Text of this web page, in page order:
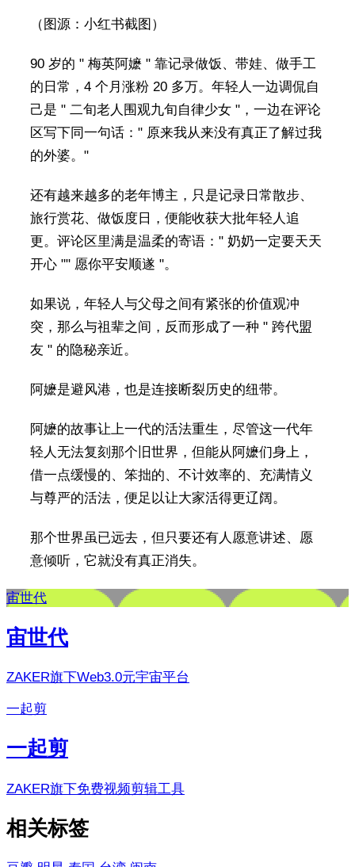
（图源：小红书截图）
90 岁的 " 梅英阿嬷 " 靠记录做饭、带娃、做手工
的日常，4 个月涨粉 20 多万。年轻人一边调侃自
己是 " 二旬老人围观九旬自律少女 "，一边在评论
区写下同一句话：" 原来我从来没有真正了解过我
的外婆。"
还有越来越多的老年博主，只是记录日常散步、
旅行赏花、做饭度日，便能收获大批年轻人追
更。评论区里满是温柔的寄语：" 奶奶一定要天天
开心 "" 愿你平安顺遂 "。
如果说，年轻人与父母之间有紧张的价值观冲
突，那么与祖辈之间，反而形成了一种 " 跨代盟
友 " 的隐秘亲近。
阿嬷是避风港，也是连接断裂历史的纽带。
阿嬷的故事让上一代的活法重生，尽管这一代年
轻人无法复刻那个旧世界，但能从阿嬷们身上，
借一点缓慢的、笨拙的、不计效率的、充满情义
与尊严的活法，便足以让大家活得更辽阔。
那个世界虽已远去，但只要还有人愿意讲述、愿
意倾听，它就没有真正消失。
宙世代
宙世代
ZAKER旗下Web3.0元宇宙平台
一起剪
一起剪
ZAKER旗下免费视频剪辑工具
相关标签